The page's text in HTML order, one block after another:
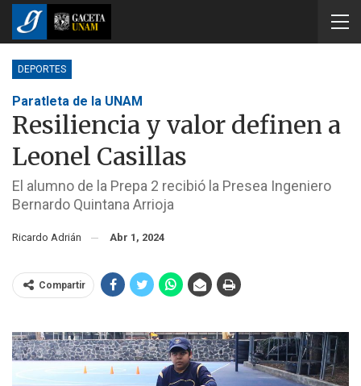
DEPORTES
Paratleta de la UNAM
Resiliencia y valor definen a
Leonel Casillas
El alumno de la Prepa 2 recibió la Presea Ingeniero
Bernardo Quintana Arrioja
Ricardo Adrián Abr 1, 2024
Compartir